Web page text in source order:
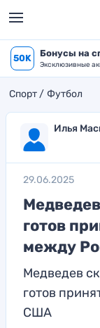
50K Бонусы на
Эксклюзивные
Спорт Футбол
Илья
29.06.2025
готов
между
Медведев
готов
США